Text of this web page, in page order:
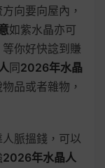
向要向屋內，
如紫水晶亦可
你好快諗到賺
同2026年水晶
品或者雜物，
脈搵錢，可以
2026年水晶人